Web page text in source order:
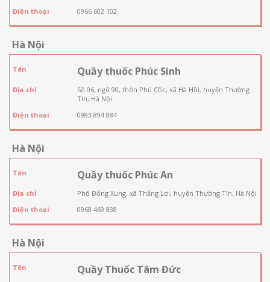
Điện thoại
0966 602 102
Hà Nội
Tên Quầy thuốc Phúc Sinh
Địa chỉ
Số 06, ngõ 90, thôn Phú Cốc, xã Hà Hồi, huyện Thường
Tín, Hà Nội
Điện thoại
0983 894 884
Hà Nội
Tên Quầy thuốc Phúc An
Địa chỉ
Phố Đống Xung, xã Thắng Lợi, huyện Thường Tín, Hà Nội
Điện thoại
0968 469 838
Hà Nội
Tên Quầy Thuốc Tâm Đức